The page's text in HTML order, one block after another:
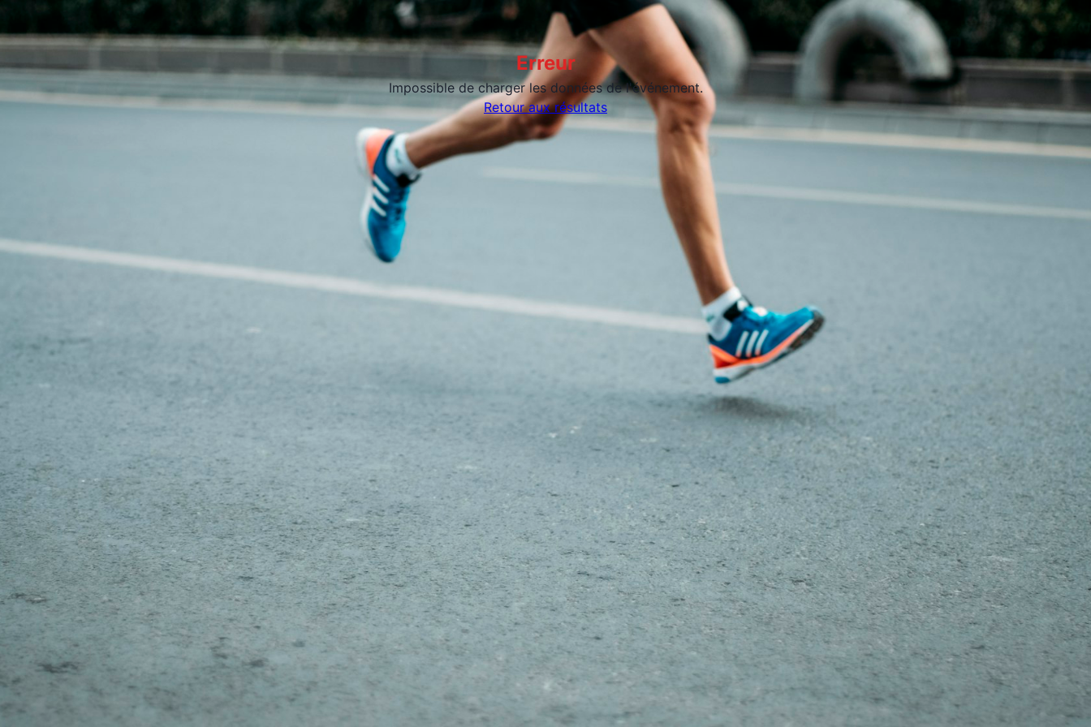
Erreur
Impossible de charger les données de l'événement.
Retour aux résultats